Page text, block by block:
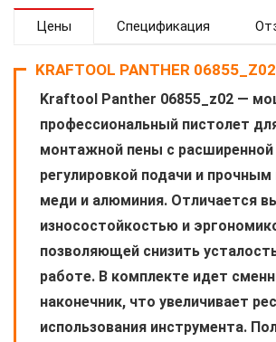
Цены Спецификация
KRAFTOOL PANTHER 06855_Z02
Kraftool Panther 06855_z02 —
профессиональный пистолет
монтажной пены с расширенной
регулировкой подачи и прочным
меди и алюминия. Отличается
износостойкостью и
позволяющей снизить
работе. В комплекте идет
наконечник, что увеличивает
использования инструмента.